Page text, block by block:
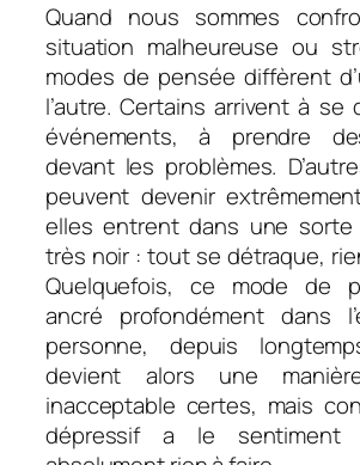
Quand nous sommes
situation malheureuse ou
modes de pensée diffèrent
l’autre. Certains arrivent à se
événements, à prendre
devant les problèmes.
peuvent devenir
elles entrent dans une sorte
très noir : tout se détraque,
Quelquefois, ce mode de
ancré profondément dans
personne, depuis
devient alors une
inacceptable certes, mais
dépressif a le sentiment